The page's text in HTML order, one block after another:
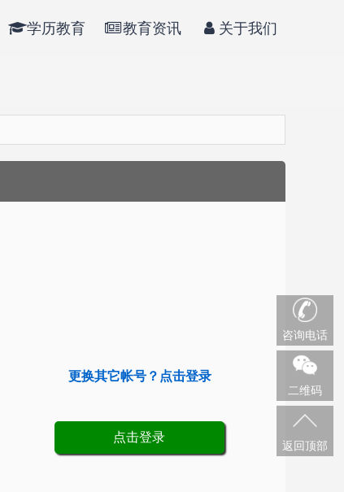
学历教育 教育资讯 关于我们
更换其它帐号？点击登录
点击登录
咨询电话
二维码
返回顶部